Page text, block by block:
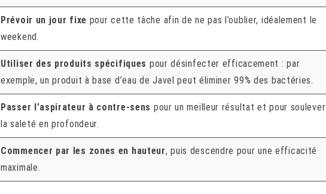
Prévoir un jour fixe pour cette tâche afin de ne pas l’oublier, idéalement le
weekend.
Utiliser des produits spécifiques pour désinfecter efficacement : par
exemple, un produit à base d’eau de Javel peut éliminer 99% des bactéries.
Passer l’aspirateur à contre-sens pour un meilleur résultat et pour soulever
la saleté en profondeur.
Commencer par les zones en hauteur, puis descendre pour une efficacité
maximale.